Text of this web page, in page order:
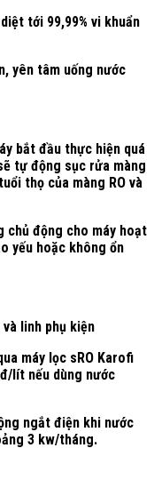
tới 99,99% vi khuẩn
yên tâm uống nước
bắt đầu thực hiện quá
tự động sục rửa màng
thọ của màng RO và
chủ động cho máy hoạt
yếu hoặc không ổn
linh phụ kiện
máy lọc sRO Karofi
lít nếu dùng nước
ngắt điện khi nước
3 kw/tháng.